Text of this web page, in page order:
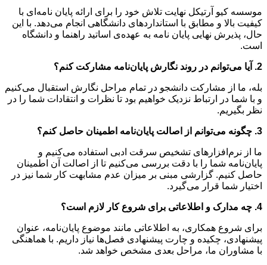
موسسه کیو آرتیکل نهایت تلاش خود را برای ارائه پایان نامه‌ای با
کیفیت بالا و مطابق با استانداردهای دانشگاهی انجام می‌دهد. با این
حال، پذیرش نهایی پایان نامه به عهده‌ی اساتید راهنما و دانشگاه
است.
2. آیا می‌توانم در روند نگارش پایان‌نامه مشارکت کنم؟
بله، ما از مشارکت دانشجو در تمام مراحل نگارش استقبال می‌کنیم
و با شما در ارتباط نزدیک خواهیم بود تا نظرات و انتقادات شما را در
نظر بگیریم.
3. چگونه می‌توانم از اصالت پایان‌نامه اطمینان حاصل کنم؟
ما از نرم‌افزارهای تشخیص سرقت ادبی استفاده می‌کنیم و
پایان‌نامه شما را با دقت بررسی می‌کنیم تا از اصالت آن اطمینان
حاصل کنیم. گزارشی مبنی بر میزان عدم مشابهت کار شما نیز در
اختیار شما قرار می‌گیرد.
4. چه مدارک و اطلاعاتی برای شروع کار لازم است؟
برای شروع همکاری، به اطلاعاتی مانند موضوع پایان‌نامه، عنوان
پیشنهادی، چكيده و چارت پیشنهادی فصل‌ها نیاز داریم. با هماهنگی
با مشاوران ما، مراحل بعدی مشخص خواهد شد.